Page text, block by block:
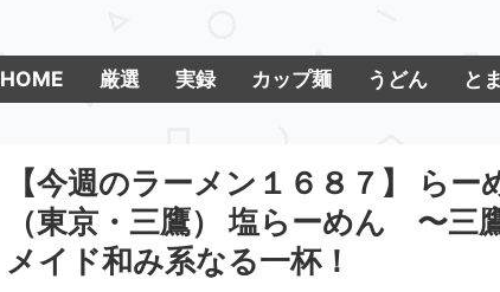
HOME 厳選 実録 カップ麺 うどん と
【今週のラーメン１６８７】 らー
（東京・三鷹） 塩らーめん 〜三
メイド和み系なる一杯！